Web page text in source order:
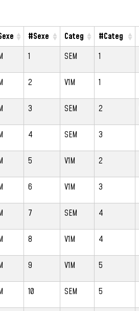
#Sexe Categ #Categ
1 SEM 1
2 V1M 1
3 SEM 2
4 SEM 3
5 V1M 2
6 V1M 3
7 SEM 4
8 V1M 4
9 V1M 5
10 SEM 5